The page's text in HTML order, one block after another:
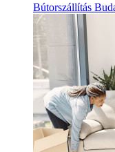
Bútorszállítás